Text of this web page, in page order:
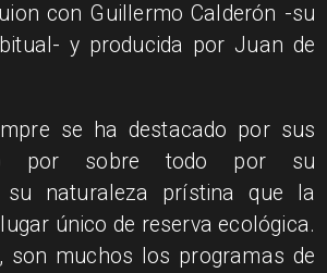
con Guillermo Calderón -su
y producida por Juan de
se ha destacado por sus
por sobre todo por su
su naturaleza prístina que la
único de reserva ecológica.
son muchos los programas de